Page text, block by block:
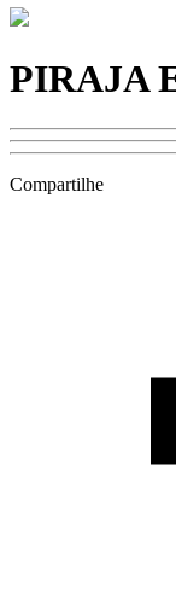
PIRAJA
Compartilhe